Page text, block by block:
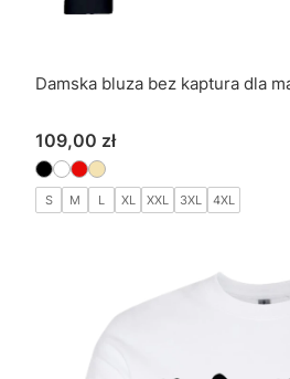
Damska bluza bez kaptura dla
Cena
109,00 zł
S M L XL XXL 3XL 4XL